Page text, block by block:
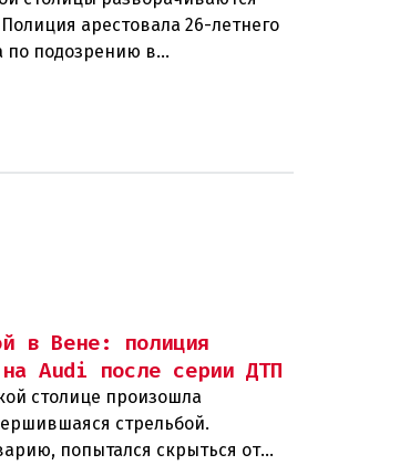
арестовала 26-летнего
по подозрению в
в Вене: полиция
Audi после серии ДТП
столице произошла
стрельбой.
попытался скрыться от